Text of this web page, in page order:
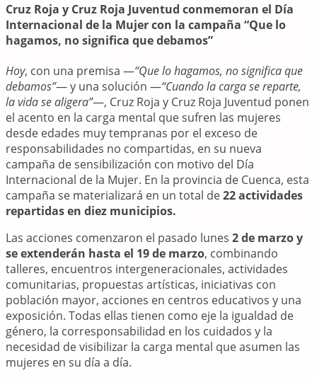
Cruz Roja y Cruz Roja Juventud conmemoran el Día
Internacional de la Mujer con la campaña “Que lo
hagamos, no significa que debamos”
Hoy, con una premisa —“Que lo hagamos, no significa que
debamos”— y una solución —“Cuando la carga se reparte,
la vida se aligera”—, Cruz Roja y Cruz Roja Juventud ponen
el acento en la carga mental que sufren las mujeres
desde edades muy tempranas por el exceso de
responsabilidades no compartidas, en su nueva
campaña de sensibilización con motivo del Día
Internacional de la Mujer. En la provincia de Cuenca, esta
campaña se materializará en un total de22 actividades
repartidas en diez municipios.
Las acciones comenzaron el pasado lunes 2 de marzoy
se extenderán hasta el 19 de marzo, combinando
talleres, encuentros intergeneracionales, actividades
comunitarias, propuestas artísticas, iniciativas con
población mayor, acciones en centros educativos y una
exposición. Todas ellas tienen como eje la igualdad de
género, la corresponsabilidad en los cuidados y la
necesidad de visibilizar la carga mental que asumen las
mujeres en su día a día.